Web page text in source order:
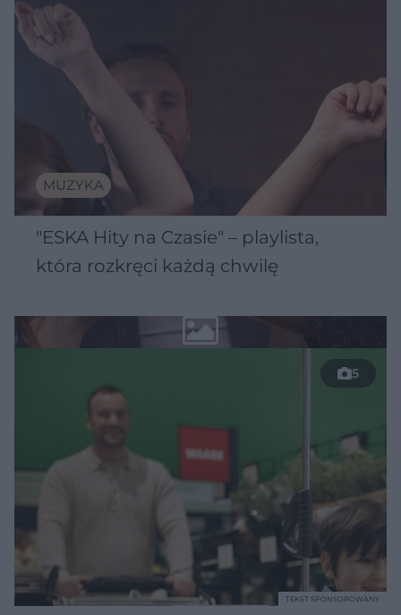
MUZYKA
"ESKA Hity na Czasie" – playlista,
która rozkręci każdą chwilę
5
TEKST SPONSOROWANY